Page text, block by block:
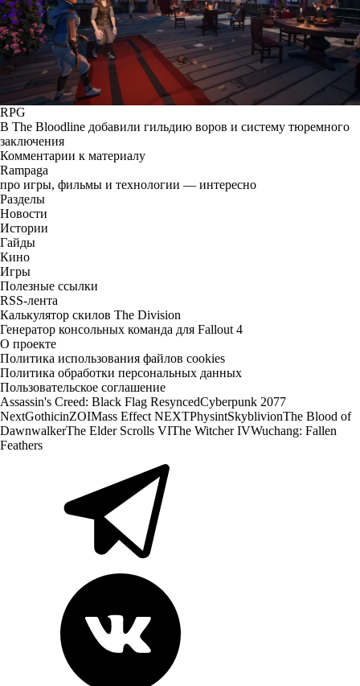
RPG
В The Bloodline добавили гильдию воров и систему тюремного
заключения
Комментарии к материалу
Rampaga
про игры, фильмы и технологии — интересно
Разделы
Новости
Истории
Гайды
Кино
Игры
Полезные ссылки
RSS-лента
Калькулятор скилов The Division
Генератор консольных команда для Fallout 4
О проекте
Политика использования файлов cookies
Политика обработки персональных данных
Пользовательское соглашение
Assassin's Creed: Black Flag ResyncedCyberpunk 2077
NextGothicinZOIMass Effect NEXTPhysintSkyblivionThe Blood of
DawnwalkerThe Elder Scrolls VIThe Witcher IVWuchang: Fallen
Feathers